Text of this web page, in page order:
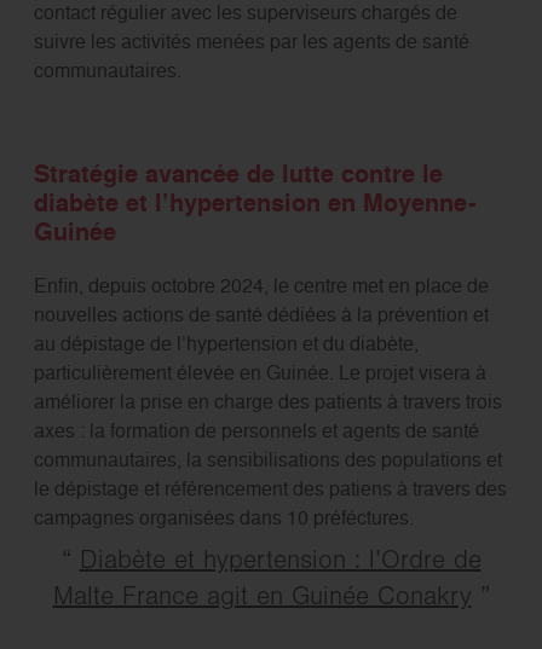
contact régulier avec les superviseurs chargés de
suivre les activités menées par les agents de santé
communautaires.
Stratégie avancée de lutte contre le
diabète et l’hypertension en Moyenne-
Guinée
Enfin, depuis octobre 2024, le centre met en place de
nouvelles actions de santé dédiées à la prévention et
au dépistage de l’hypertension et du diabète,
particulièrement élevée en Guinée. Le projet visera à
améliorer la prise en charge des patients à travers trois
axes : la formation de personnels et agents de santé
communautaires, la sensibilisations des populations et
le dépistage et référencement des patiens à travers des
campagnes organisées dans 10 préféctures.
Diabète et hypertension : l’Ordre de
Malte France agit en Guinée Conakry